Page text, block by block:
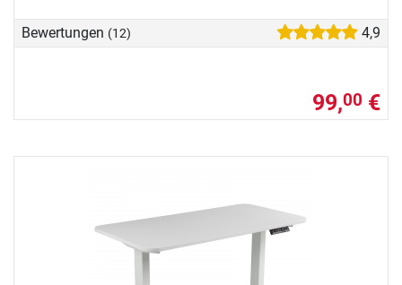
Bewertungen (12) 4,9
99,00 €